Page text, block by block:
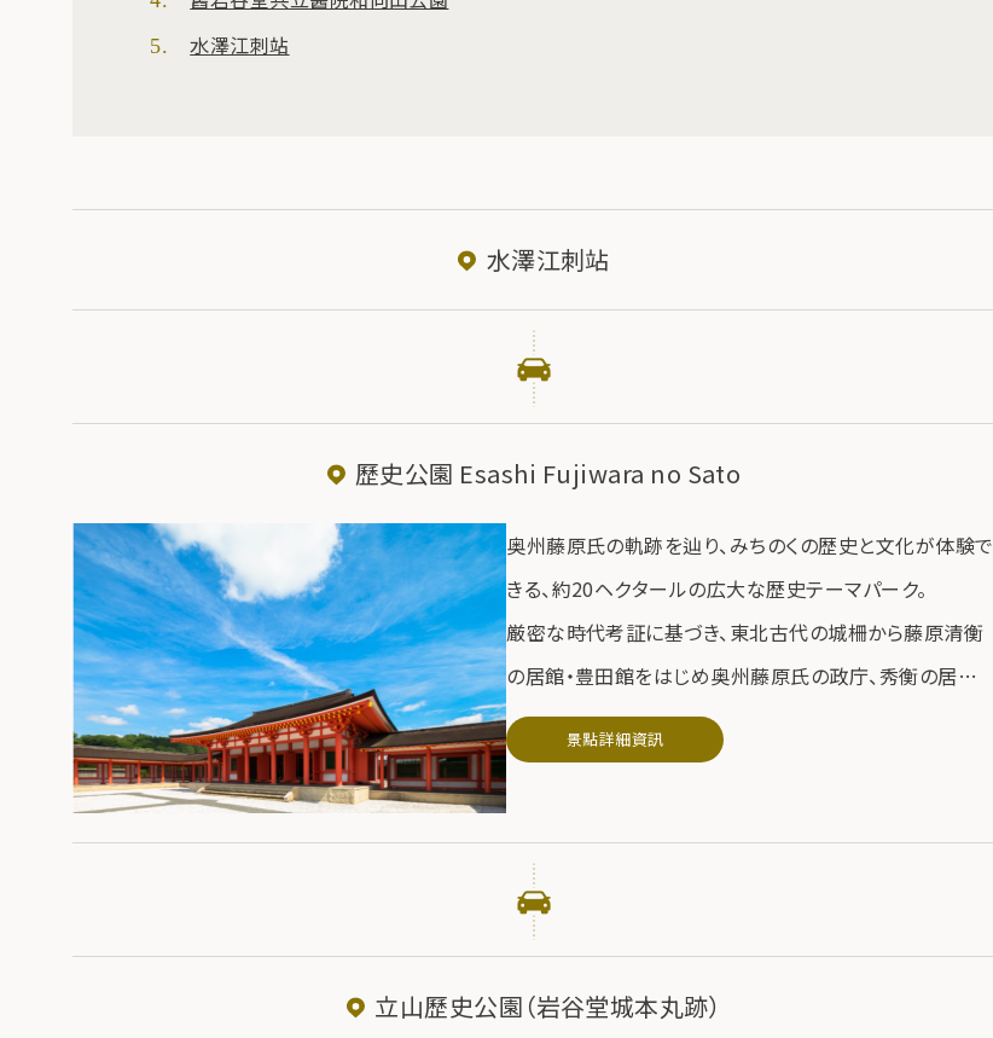
水澤江刺站
水澤江刺站
歷史公園 Esashi Fujiwara no Sato
奥州藤原氏の軌跡を辿り、みちのくの歴史と文化が体験で
きる、約20ヘクタールの広大な歴史テーマパーク。
厳密な時代考証に基づき、東北古代の城柵から藤原清衡
の居館・豊田館をはじめ奥州藤原氏の政庁、秀衡の居館・
伽羅御所、黄金文化の象徴である金色堂などを本格再現
しました。大河ドラマをはじめ、数多くのテレビ番組や映画
また、郷土芸能「江刺鹿踊」の定期公演（４月下旬～１１月
中旬 毎週日曜日）も行っております。（1日2回公演
景點詳細資訊
立山歷史公園（岩谷堂城本丸跡）